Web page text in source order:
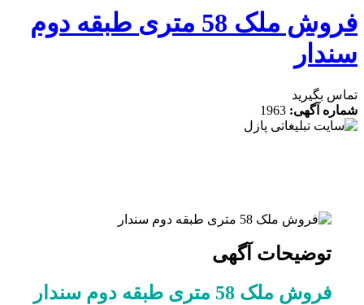
فروش ملک 58 متری طبقه دوم
بگیرید
آگهی:1963
توضیحات آگهی
فروش ملک 58 متری طبقه دوم سندار